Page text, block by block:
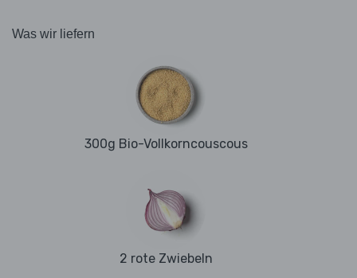
Was wir liefern
300g Bio-Vollkorncouscous
2 rote Zwiebeln